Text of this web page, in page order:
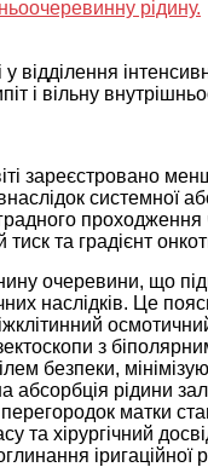
і вільну
зареєстровано
системної
проходження
та градієнт
очеревини, що
наслідків. Це
з
безпеки,
абсорбція рідини
матки
та хірургічний
іригаційної